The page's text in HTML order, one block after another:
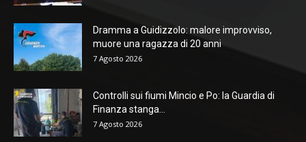
Dramma a Guidizzolo: malore improvviso,
muore una ragazza di 20 anni
7 Agosto 2026
Controlli sui fiumi Mincio e Po: la Guardia di
Finanza stanga...
7 Agosto 2026